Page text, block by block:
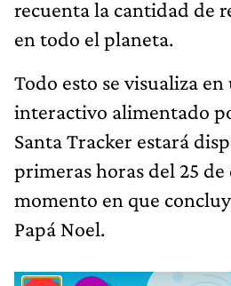
recuenta la cantidad de
en todo el planeta.
Todo esto se visualiza
interactivo alimentado
Santa Tracker estará
primeras horas del 25
momento en que
Papá Noel.